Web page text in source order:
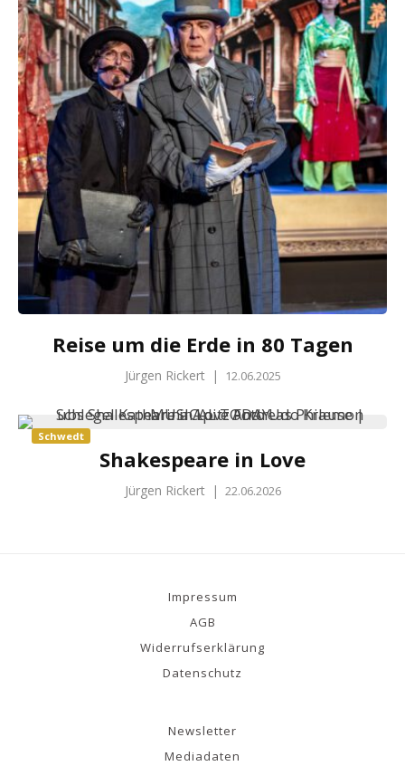
Reise um die Erde in 80 Tagen
Jürgen Rickert | 12.06.2025
Schwedt
Shakespeare in Love
Jürgen Rickert | 22.06.2026
Impressum
AGB
Widerrufserklärung
Datenschutz
Newsletter
Mediadaten